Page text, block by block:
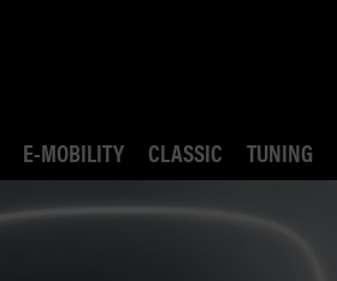
E-MOBILITY CLASSIC TUNING